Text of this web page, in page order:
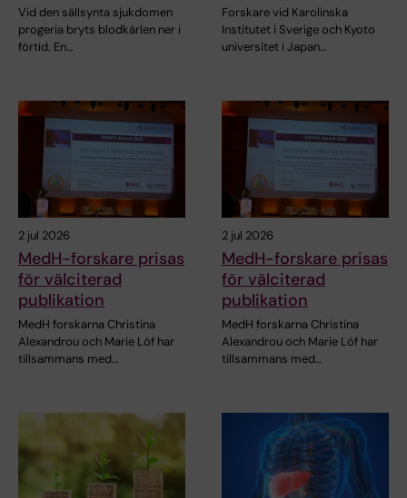
Vid den sällsynta sjukdomen
progeria bryts blodkärlen ner i
förtid. En…
Forskare vid Karolinska
Institutet i Sverige och Kyoto
universitet i Japan…
2 jul 2026
MedH-forskare prisas
för välciterad
publikation
MedH forskarna Christina
Alexandrou och Marie Löf har
tillsammans med…
2 jul 2026
MedH-forskare prisas
för välciterad
publikation
MedH forskarna Christina
Alexandrou och Marie Löf har
tillsammans med…